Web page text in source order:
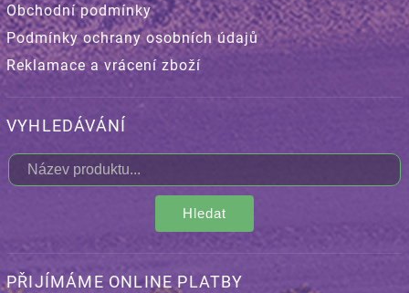
Obchodní podmínky
Podmínky ochrany osobních údajů
Reklamace a vrácení zboží
VYHLEDÁVÁNÍ
Hledat
PŘIJÍMÁME ONLINE PLATBY